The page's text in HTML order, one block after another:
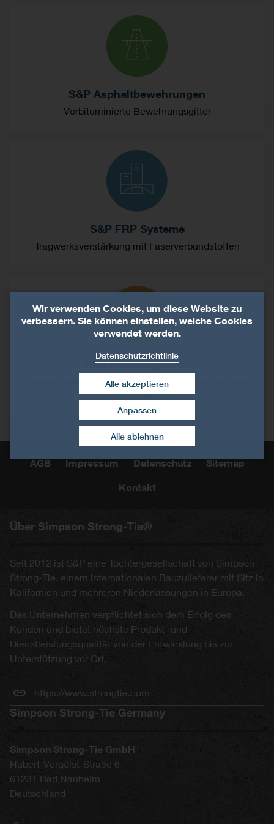
S&P Asphaltbewehrungen
Vorbituminierte Bewehrungsgitter
S&P FRP Systeme
Tragwerksverstärkung mit Faserverbundstoffen
S&P FRCM Systeme
Verstärkungen mit Spezialmörtel und Carbon/Glas-
Gittern
AGB Impressum Datenschutz Sitemap
Kontakt
Über Simpson Strong-Tie®
Seit 2012 ist S&P eine Tochtergesellschaft von Simpson
Strong-Tie, einem internationalen Bauzulieferer mit Sitz in
Kalifornien und mehreren Niederlassungen in Europa.
Das Unternehmen verpflichtet sich dem Erfolg des
Kunden und bietet höchste Produkt- und
Dienstleistungsqualität von der Entwicklung bis zur
Unterstützung vor Ort.
https://www.strongtie.com
Simpson Strong-Tie Germany
Simpson Strong-Tie GmbH
Hubert-Vergölst-Straße 6
61231 Bad Nauheim
Deutschland
Wir verwenden Cookies, um diese Website zu
verbessern. Sie können einstellen, welche Cookies
verwendet werden.
Datenschutzrichtlinie
Alle ablehnen
Alle akzeptieren
Zustimmung widerrufen
Anpassen